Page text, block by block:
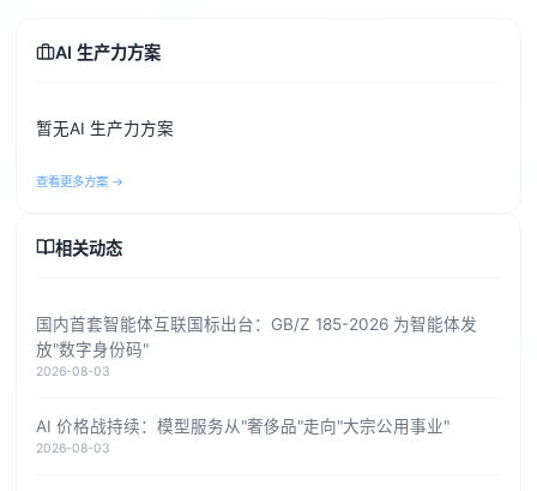
AI 生产力方案
暂无AI 生产力方案
查看更多方案 →
相关动态
国内首套智能体互联国标出台：GB/Z 185-2026 为智能体发
放"数字身份码"
2026-08-03
AI 价格战持续：模型服务从"奢侈品"走向"大宗公用事业"
2026-08-03